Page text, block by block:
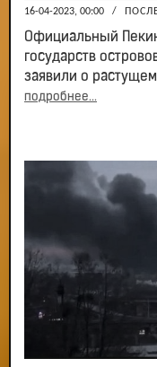
16-04-2023, 00:00 /
Официальный
государств
заявили о
подробнее...